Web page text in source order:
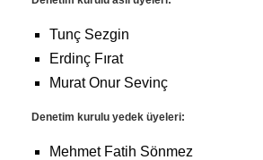
Tunç Sezgin
Erdinç Fırat
Murat Onur Sevinç
Denetim kurulu yedek üyeleri:
Mehmet Fatih Sönmez